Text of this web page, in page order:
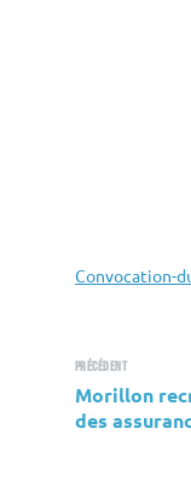
Convocation-
Précédent
Morillon
des